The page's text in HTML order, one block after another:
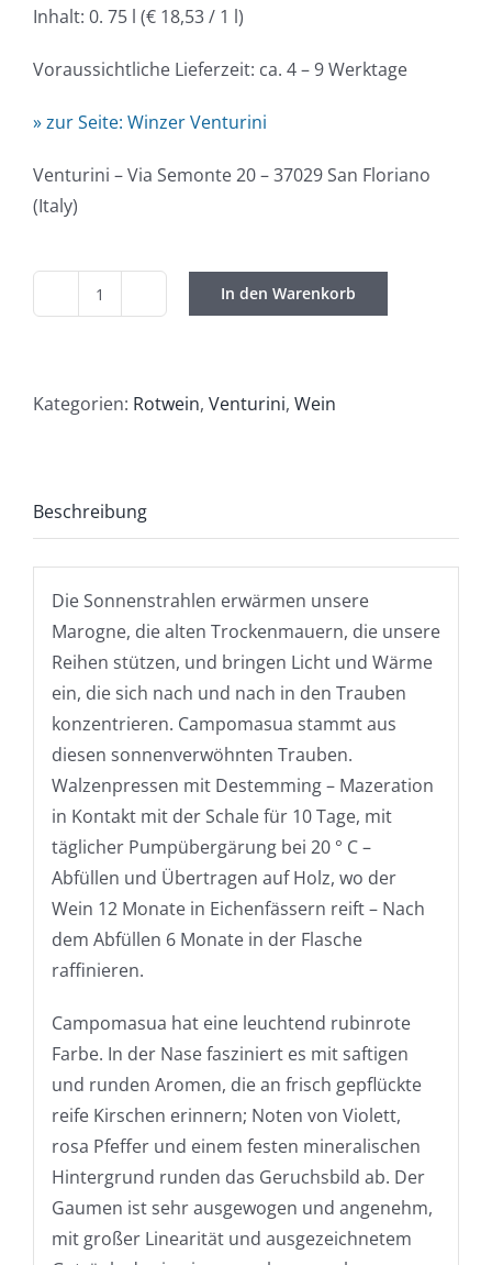
Inhalt: 0. 75 l (€ 18,53 / 1 l)
Voraussichtliche Lieferzeit: ca. 4 – 9 Werktage
» zur Seite: Winzer Venturini
Venturini – Via Semonte 20 – 37029 San Floriano
(Italy)
Venturini
Classico
DOC
In den Warenkorb
Kategorien: Rotwein, Venturini, Wein
Beschreibung
Die Sonnenstrahlen erwärmen unsere
Marogne, die alten Trockenmauern, die unsere
Reihen stützen, und bringen Licht und Wärme
ein, die sich nach und nach in den Trauben
konzentrieren. Campomasua stammt aus
diesen sonnenverwöhnten Trauben.
Walzenpressen mit Destemming – Mazeration
in Kontakt mit der Schale für 10 Tage, mit
täglicher Pumpübergärung bei 20 ° C –
Abfüllen und Übertragen auf Holz, wo der
Wein 12 Monate in Eichenfässern reift – Nach
dem Abfüllen 6 Monate in der Flasche
raffinieren.
Campomasua hat eine leuchtend rubinrote
Farbe. In der Nase fasziniert es mit saftigen
und runden Aromen, die an frisch gepflückte
reife Kirschen erinnern; Noten von Violett,
rosa Pfeffer und einem festen mineralischen
Hintergrund runden das Geruchsbild ab. Der
Gaumen ist sehr ausgewogen und angenehm,
mit großer Linearität und ausgezeichnetem